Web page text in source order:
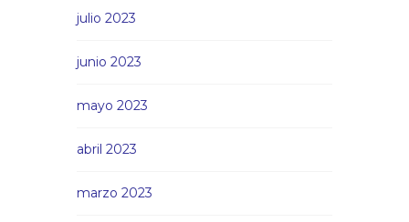
julio 2023
junio 2023
mayo 2023
abril 2023
marzo 2023